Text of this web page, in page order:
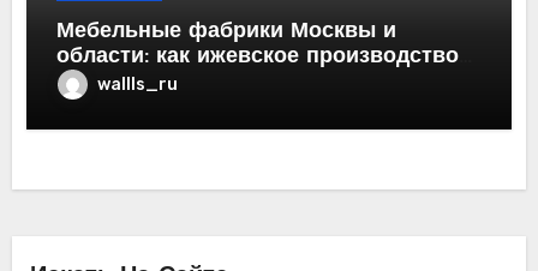
Мебельные фабрики Москвы и
области: как ижевское производство
обеспечивает столичный опт мебелью
wallls_ru